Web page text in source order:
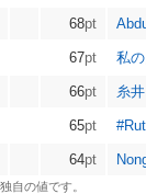
68pt
67pt 私
66pt 糸
65pt
64pt
自の値です。